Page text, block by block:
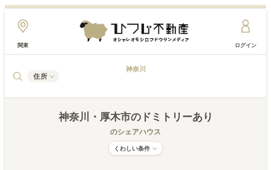
関東 ログイン
住所
神奈川
神奈川 ・厚木市のドミトリーあり
のシェアハウス
くわしい条件